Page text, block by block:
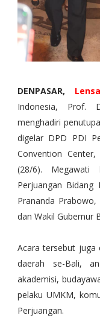
DENPASAR,
Indonesia, Prof.
menghadiri
digelar DPD PDI
Convention
(28/6). Megawati
Perjuangan
Prananda
dan Wakil Gubernur
Acara tersebut juga
daerah se-Bali,
akademisi,
pelaku UMKM,
Perjuangan.